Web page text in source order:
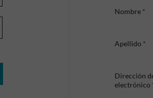
Nombre *
Apellido *
Dirección
electrónico